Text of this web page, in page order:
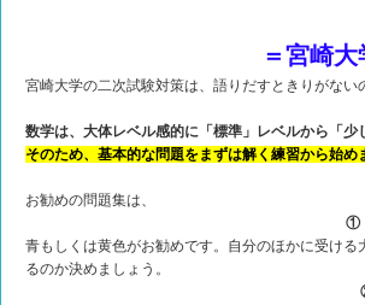
＝宮崎
宮崎大学の二次試験対策は、語りだすときりがな
数学は、大体レベル感的に「標準」レベルから「
そのため、基本的な問題をまずは解く練習から始め
お勧めの問題集は、
①
青もしくは黄色がお勧めです。自分のほかに受け
るのか決めましょう。